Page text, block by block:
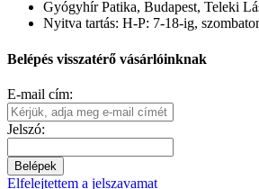
Gyógyhír Patika, Budapest, Teleki
Nyitva tartás: H-P: 7-18-ig,
Belépés visszatérő vásárlóinknak
E-mail cím:
Jelszó:
Belépek
Elfelejtettem a jelszavamat